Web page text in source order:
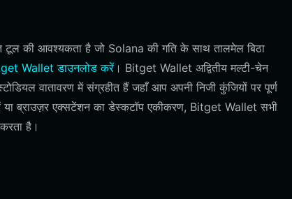
की आवश्यकता है जो Solana की गति के साथ तालमेल बिठा
Wallet डाउनलोड करें। Bitget Wallet अद्वितीय मल्टी-चेन
वातावरण में संग्रहीत हैं जहाँ आप अपनी निजी कुंजियों पर पूर्ण
ब्राउज़र एक्सटेंशन का डेस्कटॉप एकीकरण, Bitget Wallet सभी
है।